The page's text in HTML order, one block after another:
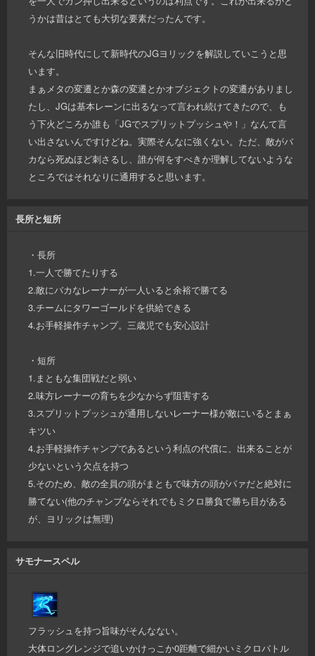
うかは昔はとても大切な要素だったんです。
そんな旧時代にして新時代のJGヨリックを解説していこうと思
います。
まぁメタの変遷とか森の変遷とかオブジェクトの変遷がありまし
たし、JGは基本レーンに出るなって言われ続けてきたので、も
う下火どころか誰も「JGでスプリットプッシュや！」なんて言
い出さないんですけどね。実際そんなに強くない。ただ、敵がバ
カなら死ぬほど刺さるし、誰が何をすべきか理解してないような
ところではそれなりに通用すると思います。
長所と短所
・長所
1.一人で勝てたりする
2.敵にバカなレーナーが一人いると余裕で勝てる
3.チームにタワーゴールドを供給できる
4.お手軽操作チャンプ。三歳児でも安心設計
・短所
1.まともな集団戦だと弱い
2.味方レーナーの育ちを少なからず阻害する
3.スプリットプッシュが通用しないレーナー様が敵にいるとまぁ
キツい
4.お手軽操作チャンプであるという利点の代償に、出来ることが
少ないという欠点を持つ
5.そのため、敵の全員の頭がまともで味方の頭がパァだと絶対に
勝てない(他のチャンプならそれでもミクロ勝負で勝ち目がある
が、ヨリックは無理)
サモナースペル
フラッシュを持つ旨味がそんなない。
大体ロングレンジで追いかけっこか0距離で細かいミクロバトル